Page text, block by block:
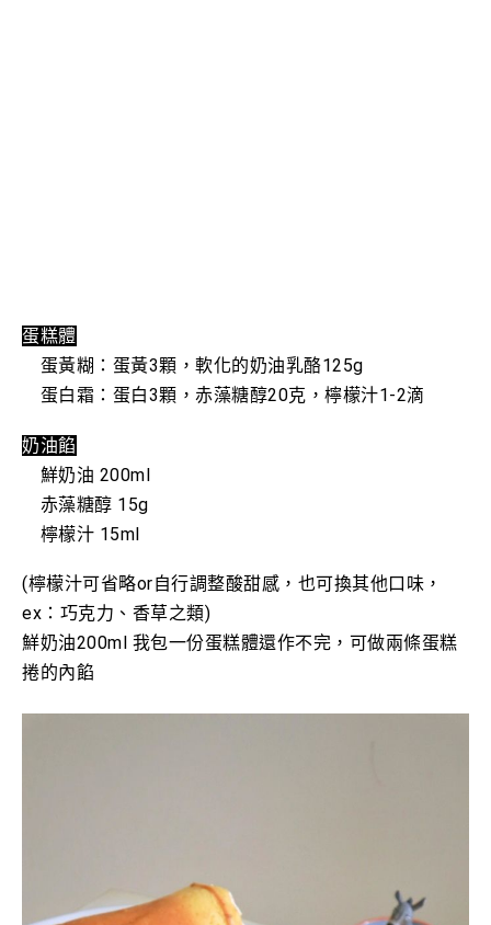
蛋糕體
蛋黃糊：蛋黃3顆，軟化的奶油乳酪125g
蛋白霜：蛋白3顆，赤藻糖醇20克，檸檬汁1-2滴
奶油餡
鮮奶油 200ml
赤藻糖醇 15g
檸檬汁 15ml
(檸檬汁可省略or自行調整酸甜感，也可換其他口味，
ex：巧克力、香草之類)
鮮奶油200ml 我包一份蛋糕體還作不完，可做兩條蛋糕
捲的內餡